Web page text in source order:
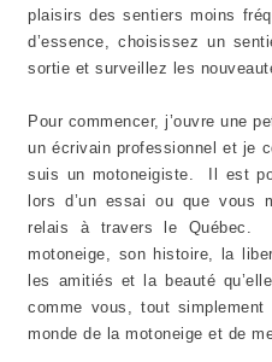
plaisirs des sentiers moins
d’essence, choisissez un
sortie et surveillez les
Pour commencer, j’ouvre une
un écrivain professionnel et je
suis un motoneigiste. Il est
lors d’un essai ou que vous
relais à travers le Québec.
motoneige, son histoire, la
les amitiés et la beauté
comme vous, tout
monde de la motoneige et de